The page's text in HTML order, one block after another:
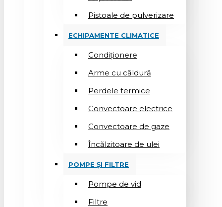
Pistoale de pulverizare
ECHIPAMENTE CLIMATICE
Condiționere
Arme cu căldură
Perdele termice
Convectoare electrice
Convectoare de gaze
Încălzitoare de ulei
POMPE ȘI FILTRE
Pompe de vid
Filtre